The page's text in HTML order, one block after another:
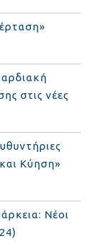
στις νέες
Κύηση»
Νέοι